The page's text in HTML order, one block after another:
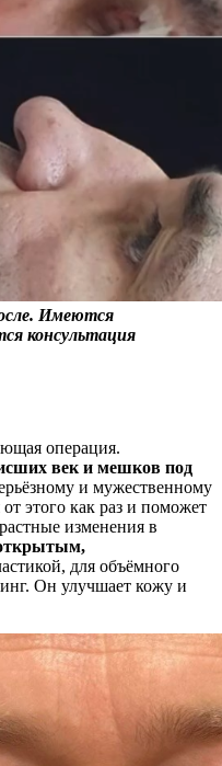
Имеются
консультация
операция.
век и мешков под
и мужественному
этого как раз и поможет
изменения в
для объёмного
Он улучшает кожу и